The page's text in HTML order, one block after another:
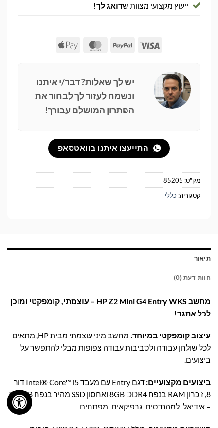
ייעוץ מקצועי מצוות שדואג לך!
Visa
PayPal
MasterCard
Apple
יש לך שאלות? דבר/י איתנו
ונשמח לעזור לך לבחור את
הפתרון המושלם עבורך!
התייעצו איתנו בוואטסאפ
מק"ט: 85205
קטגוריה: כללי
תיאור
חוות דעת (0)
מחשב HP Z2 Mini G4 Entry WKS – עוצמתי, קומפקטי ומוכן
לכל אתגר!
עיצוב קומפקטי במיוחד:
מחשב מיני עוצמתי מבית HP, מתאים
לכל שולחן עבודה ולסביבות עבודה צפופות מבלי להתפשר על
ביצועים.
ביצועים מקצועיים:
דגם Entry עם מעבד Intel® Core™ i5 דור
8, זיכרון RAM בנפח 8GB DDR4 ואחסון SSD מהיר בנפח 256GB
– אידיאלי למהנדסים, גרפיקאים ומפתחים.